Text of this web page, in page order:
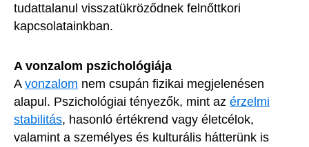
tudattalanul visszatükröződnek felnőttkori
kapcsolatainkban.
A vonzalom pszichológiája
A vonzalom nem csupán fizikai megjelenésen
alapul. Pszichológiai tényezők, mint az érzelmi
stabilitás, hasonló értékrend vagy életcélok,
valamint a személyes és kulturális hátterünk is